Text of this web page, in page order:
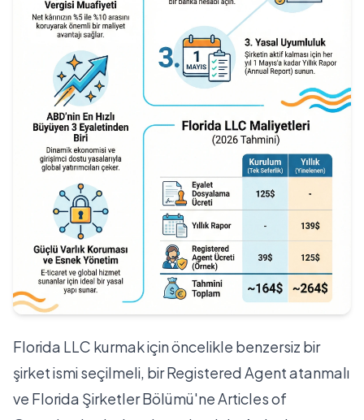
Florida LLC kurmak için öncelikle benzersiz bir
şirket ismi seçilmeli, bir Registered Agent atanmalı
ve Florida Şirketler Bölümü'ne Articles of